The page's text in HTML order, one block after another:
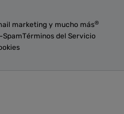
marketing y mucho más®
Términos del Servicio